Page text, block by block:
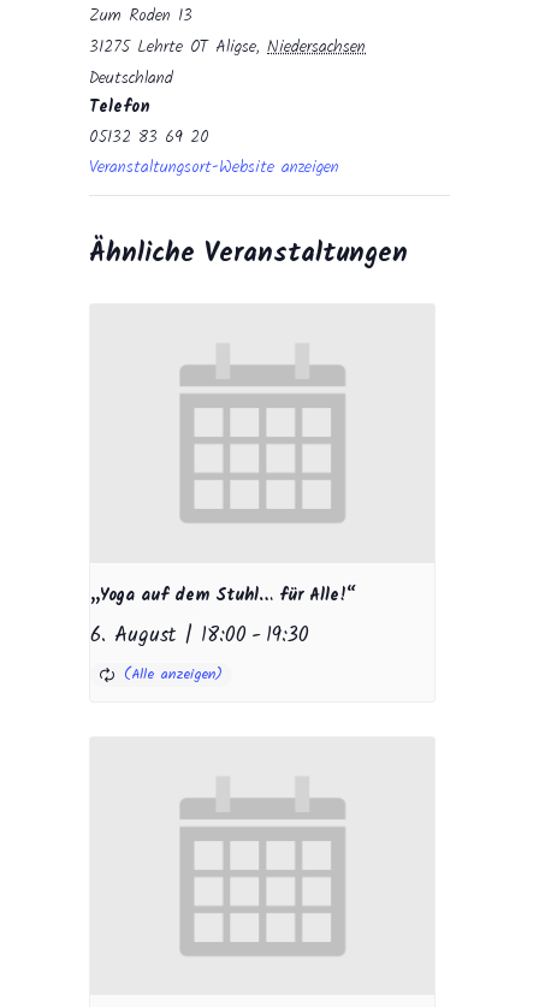
Zum Roden 13
31275 Lehrte OT Aligse, Niedersachsen
Deutschland
Telefon
05132 83 69 20
Veranstaltungsort-Website anzeigen
Ähnliche Veranstaltungen
„Yoga auf dem Stuhl… für Alle!“
6. August | 18:00 -19:30